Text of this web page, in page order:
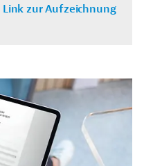
Link zur Aufzeichnung